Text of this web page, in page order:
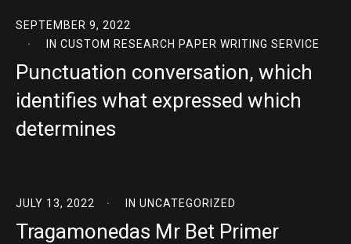
SEPTEMBER 9, 2022
IN CUSTOM RESEARCH PAPER WRITING SERVICE
Punctuation conversation, which
identifies what expressed which
determines
JULY 13, 2022 IN UNCATEGORIZED
Tragamonedas Mr Bet Primer